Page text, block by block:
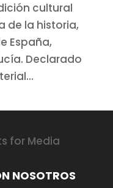
cultural
de la historia,
España,
Declarado
NOSOTROS